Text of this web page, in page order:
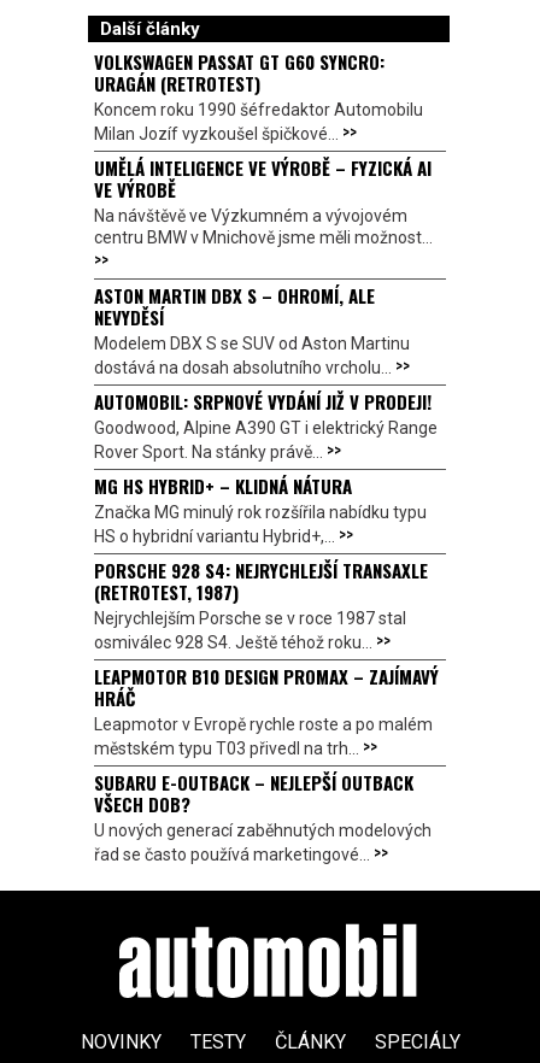
Další články
VOLKSWAGEN PASSAT GT G60 SYNCRO:
URAGÁN (RETROTEST)
Koncem roku 1990 šéfredaktor Automobilu
Milan Jozíf vyzkoušel špičkové... >>
UMĚLÁ INTELIGENCE VE VÝROBĚ – FYZICKÁ AI
VE VÝROBĚ
Na návštěvě ve Výzkumném a vývojovém
centru BMW v Mnichově jsme měli možnost...
>>
ASTON MARTIN DBX S – OHROMÍ, ALE
NEVYDĚSÍ
Modelem DBX S se SUV od Aston Martinu
dostává na dosah absolutního vrcholu... >>
AUTOMOBIL: SRPNOVÉ VYDÁNÍ JIŽ V PRODEJI!
Goodwood, Alpine A390 GT i elektrický Range
Rover Sport. Na stánky právě... >>
MG HS HYBRID+ – KLIDNÁ NÁTURA
Značka MG minulý rok rozšířila nabídku typu
HS o hybridní variantu Hybrid+,... >>
PORSCHE 928 S4: NEJRYCHLEJŠÍ TRANSAXLE
(RETROTEST, 1987)
Nejrychlejším Porsche se v roce 1987 stal
osmiválec 928 S4. Ještě téhož roku... >>
LEAPMOTOR B10 DESIGN PROMAX – ZAJÍMAVÝ
HRÁČ
Leapmotor v Evropě rychle roste a po malém
městském typu T03 přivedl na trh... >>
SUBARU E-OUTBACK – NEJLEPŠÍ OUTBACK
VŠECH DOB?
U nových generací zaběhnutých modelových
řad se často používá marketingové... >>
NOVINKY TESTY ČLÁNKY SPECIÁLY